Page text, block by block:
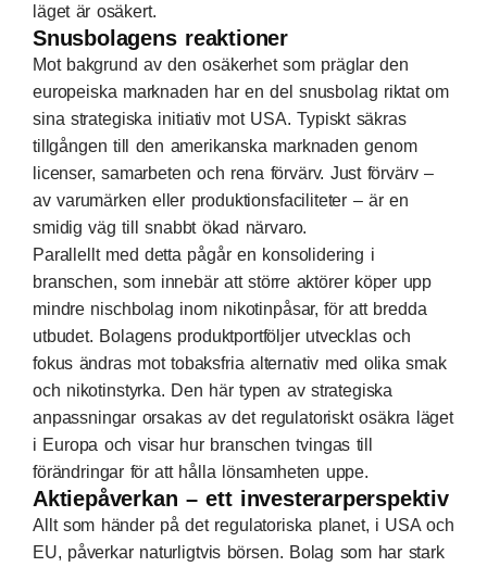
läget är osäkert.
Snusbolagens reaktioner
Mot bakgrund av den osäkerhet som präglar den
europeiska marknaden har en del snusbolag riktat om
sina strategiska initiativ mot USA. Typiskt säkras
tillgången till den amerikanska marknaden genom
licenser, samarbeten och rena förvärv. Just förvärv –
av varumärken eller produktionsfaciliteter – är en
smidig väg till snabbt ökad närvaro.
Parallellt med detta pågår en konsolidering i
branschen, som innebär att större aktörer köper upp
mindre nischbolag inom nikotinpåsar, för att bredda
utbudet. Bolagens produktportföljer utvecklas och
fokus ändras mot tobaksfria alternativ med olika smak
och nikotinstyrka. Den här typen av strategiska
anpassningar orsakas av det regulatoriskt osäkra läget
i Europa och visar hur branschen tvingas till
förändringar för att hålla lönsamheten uppe.
Aktiepåverkan – ett investerarperspektiv
Allt som händer på det regulatoriska planet, i USA och
EU, påverkar naturligtvis börsen. Bolag som har stark